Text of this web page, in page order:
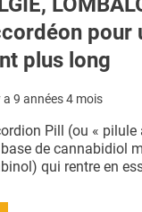
pour
plus long
a 9 années 4 mois
Pill (ou «
de cannabidiol
qui rentre en